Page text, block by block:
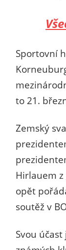
Sportovní
to 21.
Zemský
Hirlauem z
opět
soutěž v
Svou